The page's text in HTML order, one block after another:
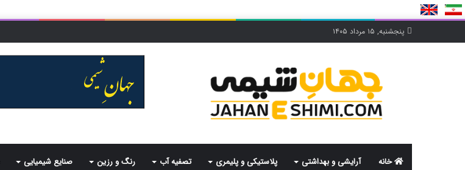
پنجشنبه, ۱۵ مرداد ۱۴۰۵
خانه آرایشی و بهداشتی پلاستیکی و پلیمری تصفیه آب رنگ و رزین صنایع شیمیایی